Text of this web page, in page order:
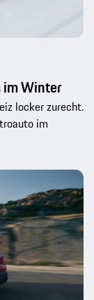
im Winter
locker zurecht.
im